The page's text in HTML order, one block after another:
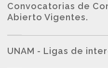
Convocatorias de
Abierto Vigentes.
UNAM - Ligas de